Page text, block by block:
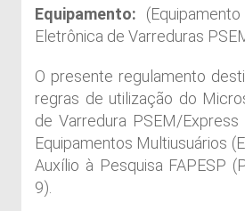
Equipamento:
Eletrônica de Varreduras
O presente regulamento
regras de utilização do
de Varredura PSEM/
Equipamentos Multiusuários
Auxílio à Pesquisa FAPESP
9).